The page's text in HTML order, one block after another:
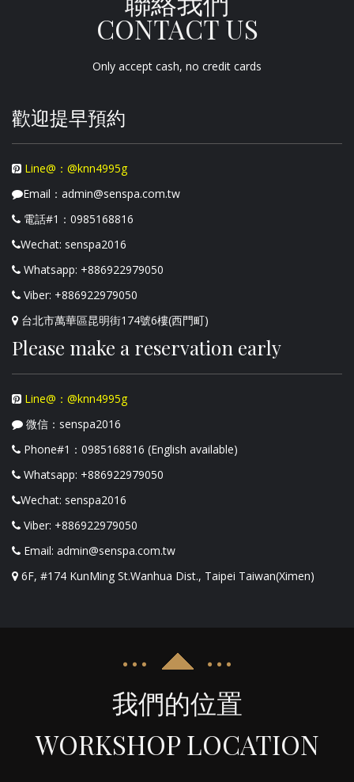
CONTACT US
Only accept cash, no credit cards
歡迎提早預約
Line@：@knn4995g
Email：admin@senspa.com.tw
電話#1：0985168816
Wechat: senspa2016
Whatsapp: +886922979050
Viber: +886922979050
台北市萬華區昆明街174號6樓(西門町)
Please make a reservation early
Line@：@knn4995g
微信：senspa2016
Phone#1：0985168816 (English available)
Whatsapp: +886922979050
Wechat: senspa2016
Viber: +886922979050
Email: admin@senspa.com.tw
6F, #174 KunMing St.Wanhua Dist., Taipei Taiwan(Ximen)
我們的位置
WORKSHOP LOCATION